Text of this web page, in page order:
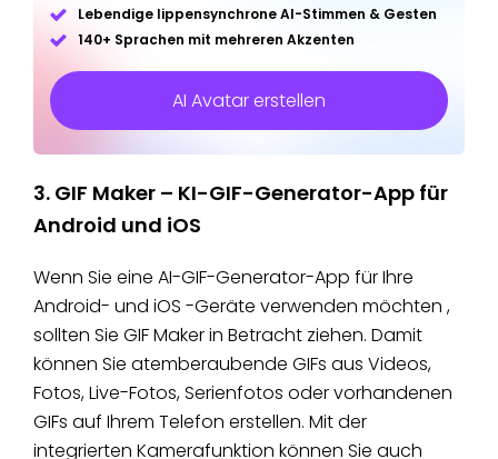
Lebendige lippensynchrone AI-Stimmen & Gesten
140+ Sprachen mit mehreren Akzenten
AI Avatar erstellen
3. GIF Maker – KI-GIF-Generator-App für
Android und iOS
Wenn Sie eine AI-GIF-Generator-App für Ihre
Android- und iOS -Geräte verwenden möchten ,
sollten Sie GIF Maker in Betracht ziehen. Damit
können Sie atemberaubende GIFs aus Videos,
Fotos, Live-Fotos, Serienfotos oder vorhandenen
GIFs auf Ihrem Telefon erstellen. Mit der
integrierten Kamerafunktion können Sie auch